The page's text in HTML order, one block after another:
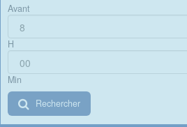
Avant
H
Min
Rechercher